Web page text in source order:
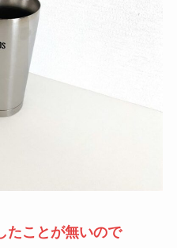
たことが無いので